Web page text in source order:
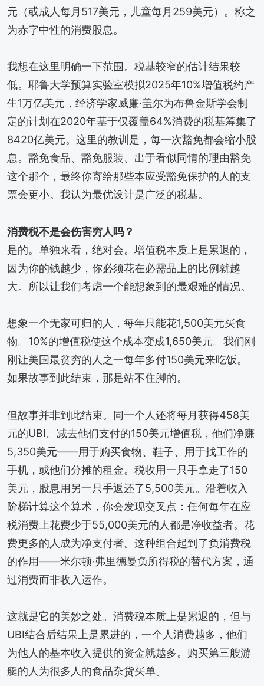
元（或成人每月517美元，儿童每月259美元）。称之
为赤字中性的消费股息。
我想在这里明确一下范围。税基较窄的估计结果较
低。耶鲁大学预算实验室模拟2025年10%增值税约产
生1万亿美元，经济学家威廉·盖尔为布鲁金斯学会制
定的计划在2020年基于仅覆盖64%消费的税基筹集了
8420亿美元。这里的教训是，每一次豁免都会缩小股
息。豁免食品、豁免服装、出于看似同情的理由豁免
这个那个，最终你寄给那些本应受豁免保护的人的支
票会更小。我认为最优设计是广泛的税基。
消费税不是会伤害穷人吗？
是的。单独来看，绝对会。增值税本质上是累退的，
因为你的钱越少，你必须花在必需品上的比例就越
大。所以让我们考虑一个能想象到的最艰难的情况。
想象一个无家可归的人，每年只能花1,500美元买食
物。10%的增值税使这个成本变成1,650美元。我们刚
刚让美国最贫穷的人之一每年多付150美元来吃饭。
如果故事到此结束，那是站不住脚的。
但故事并非到此结束。同一个人还将每月获得458美
元的UBI。减去他们支付的150美元增值税，他们净赚
5,350美元——用于购买食物、鞋子、用于找工作的
手机，或他们分摊的租金。税收用一只手拿走了150
美元，股息用另一只手返还了5,500美元。沿着收入
阶梯计算这个算术，你会发现交叉点：任何每年在应
税消费上花费少于55,000美元的人都是净收益者。花
费更多的人成为净支付者。这种组合起到了负消费税
的作用——米尔顿·弗里德曼负所得税的替代方案，通
过消费而非收入运作。
这就是它的美妙之处。消费税本质上是累退的，但与
UBI结合后结果上是累进的，一个人消费越多，他们
为他人的基本收入提供的资金就越多。购买第三艘游
艇的人为很多人的食品杂货买单。